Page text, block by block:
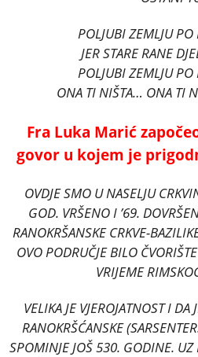
POLJUBI ZEMLJU PO
JER STARE RANE
POLJUBI ZEMLJU PO
ONA TI NIŠTA… ONA TI
Fra Luka Marić
govor u kojem je
OVDJE SMO U NASELJU
GOD. VRŠENO I ’69.
RANOKRŠANSKE CRKVE-
OVO PODRUČJE BILO
VRIJEME
VELIKA JE VJEROJATNOST I DA
RANOKRŠĆANSKE
SPOMINJE JOŠ 530. GODINE.